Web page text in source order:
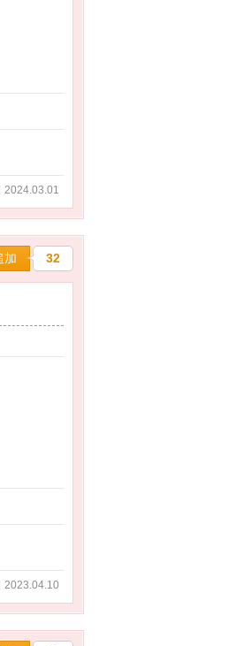
2024.03.01
加 32
2023.04.10